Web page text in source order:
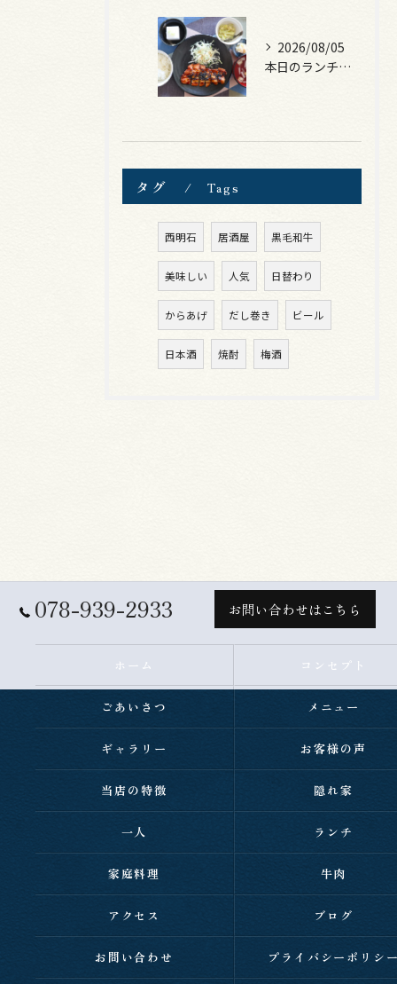
2026/08/05
本日のランチは、ロース豚カツ梅はさみ！
タグ Tags
西明石 居酒屋 黒毛和牛
美味しい 人気 日替わり
からあげ だし巻き ビール
日本酒 焼酎 梅酒
078-939-2933 お問い合わせはこちら
ホーム コンセプト
ごあいさつ メニュー
ギャラリー お客様の声
当店の特徴 隠れ家
一人 ランチ
家庭料理 牛肉
アクセス ブログ
お問い合わせ プライバシーポリシ